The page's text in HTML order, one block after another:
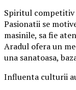
Spiritul competitiv
Pasionatii se
masinile, sa fie
Aradul ofera un
una sanatoasa,
Influenta culturii